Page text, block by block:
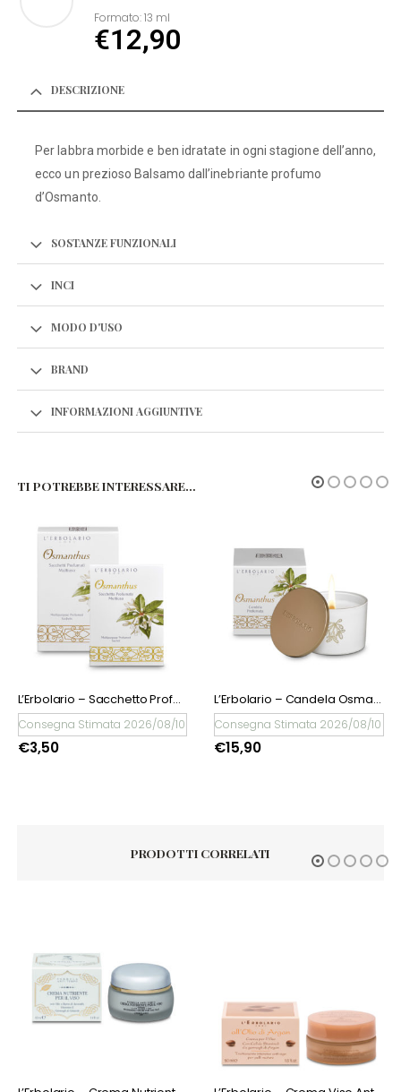
Formato:13 ml
€12,90
DESCRIZIONE
Per labbra morbide e ben idratate in ogni stagione dell’anno,
ecco un prezioso Balsamo dall’inebriante profumo
d’Osmanto.
SOSTANZE FUNZIONALI
INCI
MODO D'USO
BRAND
INFORMAZIONI AGGIUNTIVE
TI POTREBBE INTERESSARE…
L’Erbolario – Sacchetto Profumato Multiuso Osmanthus
Consegna Stimata 2026/08/10
€3,50
L’Erbolario – Candela Osmanthus
Consegna Stimata 2026/08/10
€15,90
PRODOTTI CORRELATI